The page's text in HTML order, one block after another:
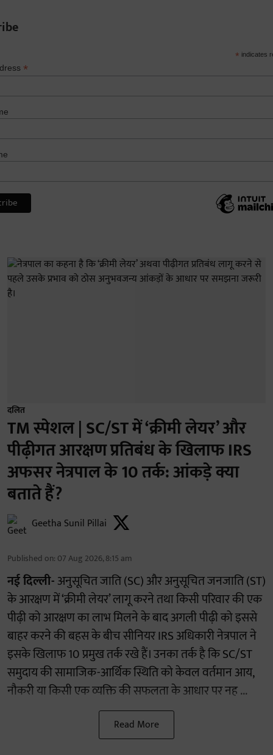
* indicates
*
दलित
TM स्पेशल | SC/ST में ‘क्रीमी लेयर’ और
पीढ़ीगत आरक्षण प्रतिबंध के खिलाफ IRS
अफसर नेत्रपाल के 10 तर्क: आंकड़े क्या
बताते हैं?
Geetha Sunil Pillai
Published on: 07 Aug 2026, 8:15 am
नई दिल्ली-अनुसूचित जाति (SC) और अनुसूचित जनजाति (ST)
के आरक्षण में ‘क्रीमी लेयर’ लागू करने तथा किसी परिवार की एक
पीढ़ी को आरक्षण का लाभ मिलने के बाद अगली पीढ़ी को इससे
बाहर करने की बहस के बीच सीनियर IRS अधिकारी नेत्रपाल ने
इसके खिलाफ 10 प्रमुख तर्क रखे हैं। उनका तर्क है कि SC/ST
समुदाय की सामाजिक-आर्थिक स्थिति को केवल वर्तमान आय,
नौकरी या किसी एक व्यक्ति की सफलता के आधार पर नह ...
Read More